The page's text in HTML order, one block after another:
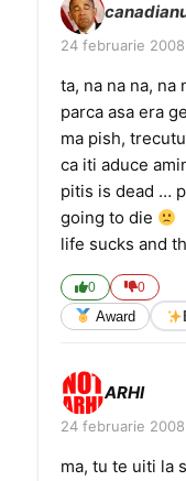
24 februarie 2008
ta, na na na, na
parca asa era
ma pish,
ca iti aduce
pitis is dead …
going to die
life sucks and
0 0
Award
ARHI
24 februarie 2008
ma, tu te uiti la